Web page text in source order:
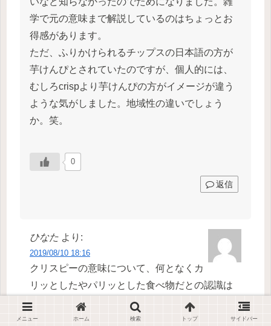
学で元の意味まで解説しているのはちょっとお
得感があります。
ただ、ふりかけられるチップスの日本語の方が
芋けんぴとされていたのですが、個人的には、
むしろcrispより芋けんぴの方がイメージが違う
ような気がしました。地域性の違いでしょう
か。笑。
0
返信
ひなた より:
2019/08/10 18:16
クリスピーの意味について、何となくカ
リッとしたやパリッとした食べ物だとの認識は
あったのですが、元の語源が、さざ波⇒薄く焼
いたイモが波打つ⇒薄く焼いたイモはパリッと
メニュー ホーム 検索 トップ サイドバー